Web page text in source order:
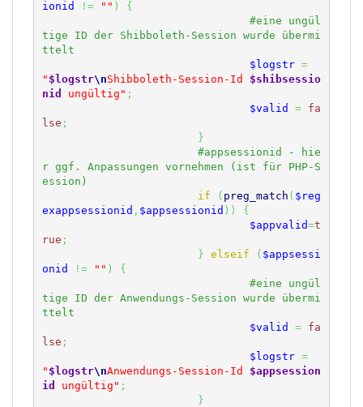
ionid != "" )
{
#eine ungül
tige ID der Shibboleth-Session wurde übermi
$logstr =
" $logstr\nShibboleth-Session-Id $shibsessio
nid
ungültig" ;
$valid
=
fa
lse ;
}
#appsessionid - hie
r ggf. Anpassungen vornehmen (ist für PHP-S
if
( preg_match ( $reg
exappsessionid , $appsessionid ) )
{
$appvalid=t
rue ;
} elseif ( $appsessi
onid
!= "" )
{
#eine ungül
tige ID der Anwendungs-Session wurde übermi
$valid
=
fa
lse ;
$logstr =
" $logstr\nAnwendungs-Session-Id $appsession
id
ungültig" ;
}